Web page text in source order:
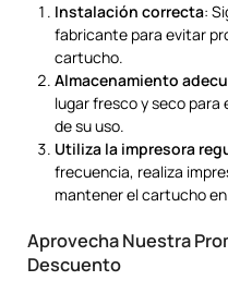
Instalación correcta:
fabricante para evitar
cartucho.
Almacenamiento
lugar fresco y seco
de su uso.
Utiliza la impresora
frecuencia, realiza
mantener el cartucho
Aprovecha Nuestra
Descuento